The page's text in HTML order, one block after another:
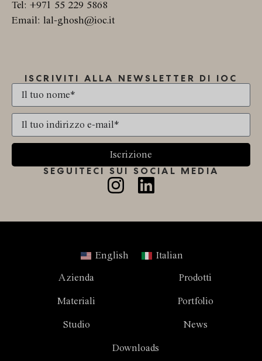
Tel: +971 55 229 5868
Email: lal-ghosh@ioc.it
ISCRIVITI ALLA NEWSLETTER DI IOC
Iscrizione
SEGUITECI SUI SOCIAL MEDIA
English Italian
Azienda Prodotti
Materiali Portfolio
Studio News
Downloads